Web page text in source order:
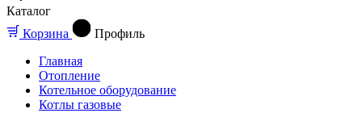
Каталог
Корзина
Профиль
Главная
Отопление
Котельное оборудование
Котлы газовые